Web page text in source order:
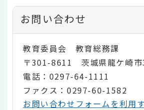
お問い合わせ
教育委員会 教育総務課
〒301-8611 茨城県龍ケ崎市
電話：0297-64-1111
ファクス：0297-60-1582
お問い合わせフォームを利用